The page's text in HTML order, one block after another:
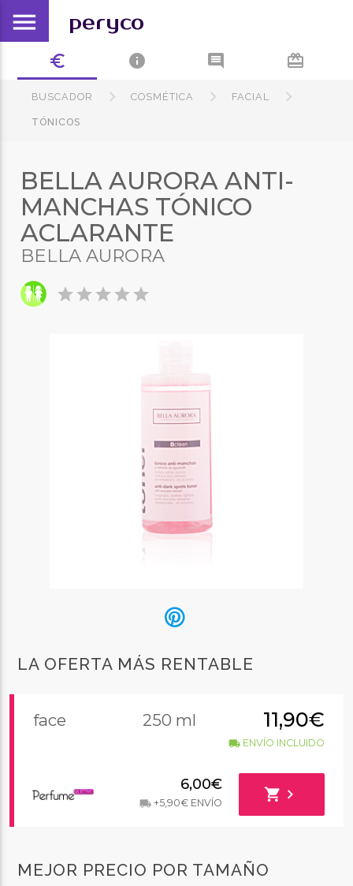
menu peryco
euro_symbol info comment card_giftcard
BUSCADOR COSMÉTICA FACIAL
TÓNICOS
BELLA AURORA ANTI-
MANCHAS TÓNICO
ACLARANTE
BELLA AURORA
starstarstarstarstar
LA OFERTA MÁS RENTABLE
face 250 ml 11,90€
local_shippingENVÍO INCLUIDO
6,00€
local_shipping+5,90€ ENVÍO shopping_cart chevron_right
MEJOR PRECIO POR TAMAÑO